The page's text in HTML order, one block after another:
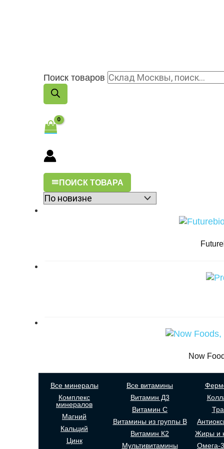
Поиск товаров
ПОИСК ТОВАРА
Now
Все минералы
Комплекс
минералов
Магний
Кальций
Цинк
Все витамины
Витамин Д3
Витамин С
Витамины из группы В
Витамин К2
Мультивитамины
Жиры и
Омега-